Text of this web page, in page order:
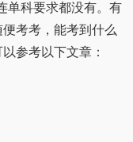
单科要求都没有。有
考考，能考到什么
参考以下文章：